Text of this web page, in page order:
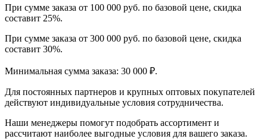
При сумме заказа от 100 000 руб. по базовой цене, скидка
составит 25%.
При сумме заказа от 300 000 руб. по базовой цене, скидка
составит 30%.
Минимальная сумма заказа: 30 000 ₽.
Для постоянных партнеров и крупных оптовых покупателей
действуют индивидуальные условия сотрудничества.
Наши менеджеры помогут подобрать ассортимент и
рассчитают наиболее выгодные условия для вашего заказа.